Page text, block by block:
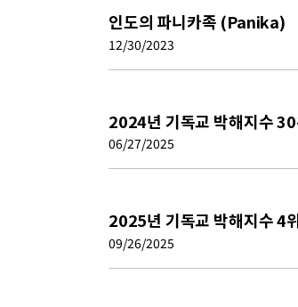
인도의 파니카족 (Panika)
12/30/2023
2024년 기독교 박해지수
06/27/2025
2025년 기독교 박해지수 4
09/26/2025